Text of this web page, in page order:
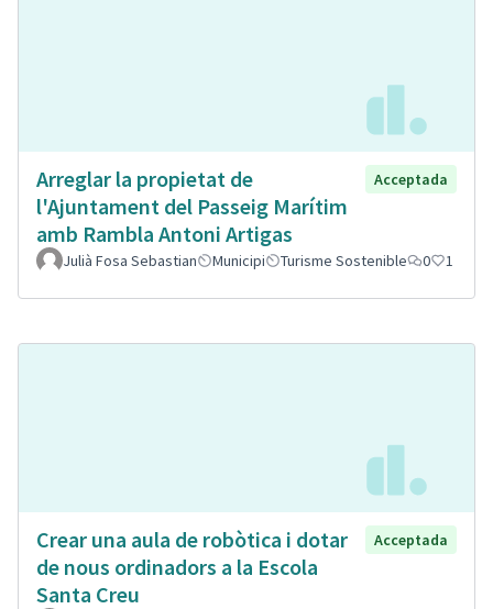
Arreglar la propietat de
l'Ajuntament del Passeig Marítim
amb Rambla Antoni Artigas
Acceptada
Julià Fosa Sebastian Municipi Turisme Sostenible 0 1
Crear una aula de robòtica i dotar
de nous ordinadors a la Escola
Santa Creu
Acceptada